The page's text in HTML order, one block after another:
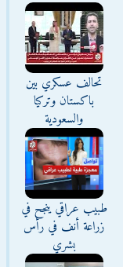
تحالف عسكري بين
باكستان وتركيا
والسعودية
طبيب عراقي ينجح في
زراعة أنف في رأس
بشري